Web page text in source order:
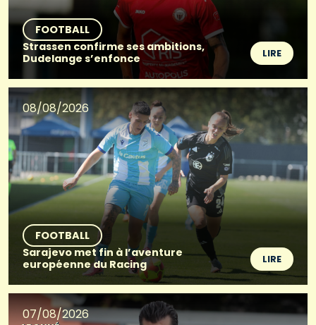
FOOTBALL
Strassen confirme ses ambitions,
Dudelange s’enfonce
LIRE
08/08/2026
FOOTBALL
Sarajevo met fin à l’aventure
européenne du Racing
LIRE
07/08/2026